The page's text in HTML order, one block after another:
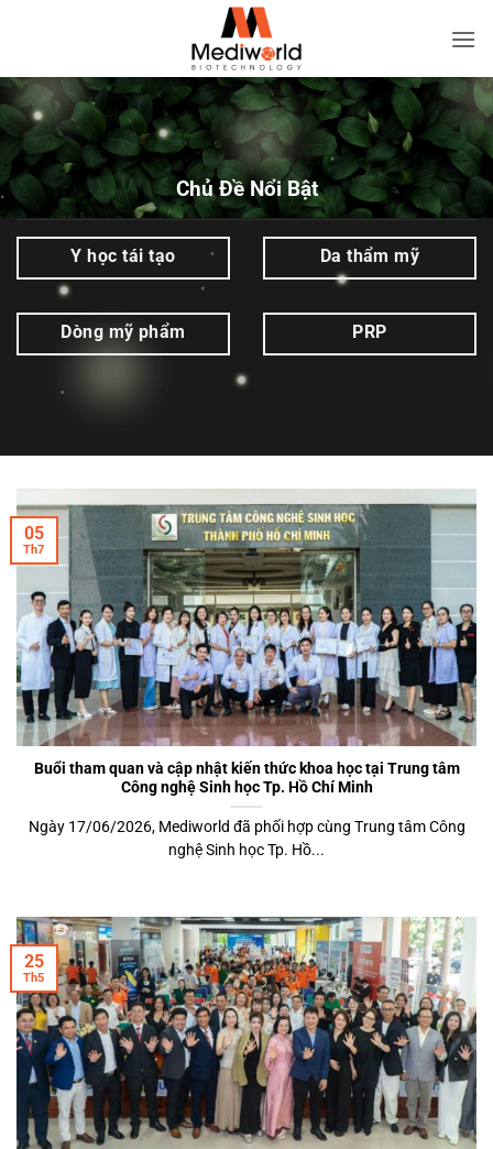
dungnghệ
Sinh
học
|
Mediworld
Chủ Đề Nổi Bật
Y học tái tạo Da thẩm mỹ
Dòng mỹ phẩm PRP
Buổi tham quan và cập nhật kiến thức khoa học tại Trung tâm
Công nghệ Sinh học Tp. Hồ Chí Minh
Ngày 17/06/2026, Mediworld đã phối hợp cùng Trung tâm Công
nghệ Sinh học Tp. Hồ...
05
Th7
25
Th5